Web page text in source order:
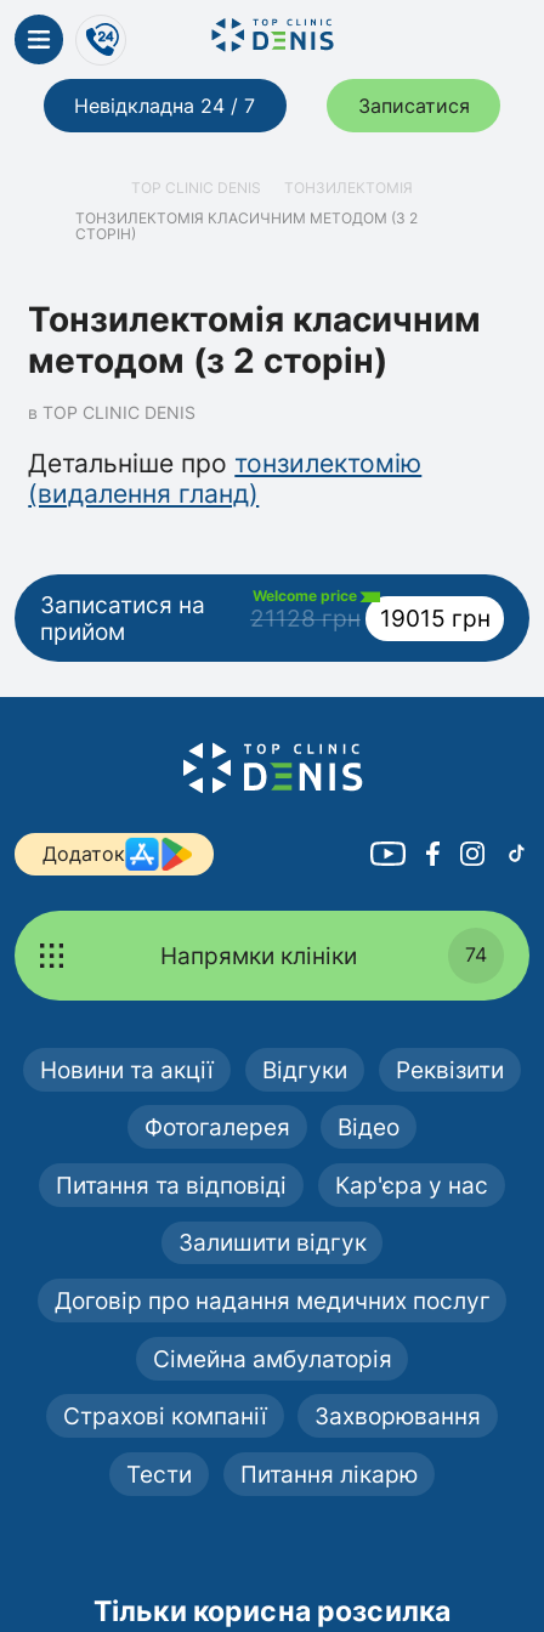
Невідкладна 24 / 7 Записатися
TOP CLINIC DENIS
ТОНЗИЛЕКТОМІЯ
ТОНЗИЛЕКТОМІЯ КЛАСИЧНИМ МЕТОДОМ (З 2
СТОРІН)
Тонзилектомія класичним
методом (з 2 сторін)
в TOP CLINIC DENIS
Детальніше про тонзилектомію
(видалення гланд)
Записатися на
прийом
Welcome price
21128 грн 19015 грн
Додаток
Напрямки клініки 74
Новини та акції Відгуки Реквізити
Фотогалерея Відео
Питання та відповіді Кар'єра у нас
Залишити відгук
Договір про надання медичних послуг
Сімейна амбулаторія
Страхові компанії Захворювання
Тести Питання лікарю
Тільки корисна розсилка